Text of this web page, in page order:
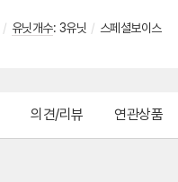
/ 유닛개수: 3유닛 / 스페셜보이스
의견/리뷰 연관상품